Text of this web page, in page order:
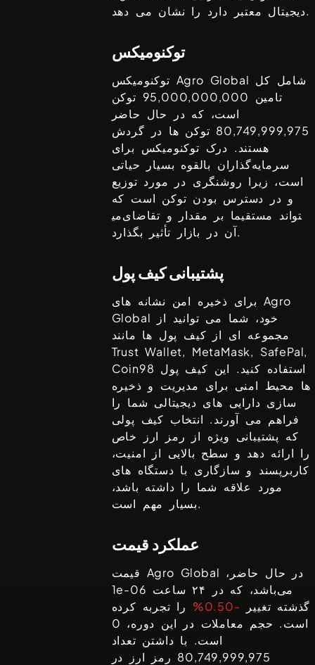
دیجیتال معتبر دارد را نشان می دهد.
توکنومیکس
Agro Global
تامین 95,000,000,000 توکن
است، که در حال حاضر
80,749,999,975 توکن ها در گردش
هستند. درک توکنومیکس برای
سرمایه‌گذاران بالقوه بسیار حیاتی
است، زیرا روشنگری در مورد توزیع
و در دسترس بودن توکن است که
می‎تواند مستقیما بر مقدار و تقاضای
آن در بازار تأثیر بگذارد.
پشتیبانی کیف پول
Agro
Global
مجموعه ای از کیف پول ها مانند
Trust Wallet, MetaMask, SafePal,
Coin98
ها محیط امنی برای مدیریت و ذخیره
سازی دارایی های دیجیتالی شما را
فراهم می آورند. انتخاب کیف پولی
که پشتیبانی ویژه از رمز ارز خاص
را ارائه دهد و سطح بالایی از امنیت،
کاربرپسند و سازگاری با دستگاه های
مورد علاقه شما را داشته باشد،
بسیار مهم است.
عملکرد قیمت
Agro Global در حال حاضر،
1e-06
گذشته تغییر -0.50%
را تجربه کرده
است. حجم معاملات در این دوره، 0
است. با داشتن تعداد
80,749,999,975 رمز ارز در